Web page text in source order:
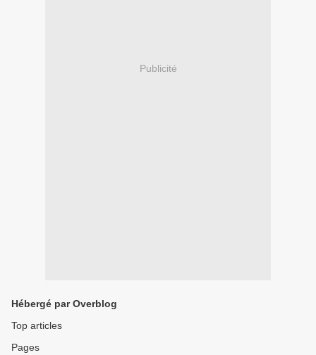
Publicité
Hébergé par Overblog
Top articles
Pages